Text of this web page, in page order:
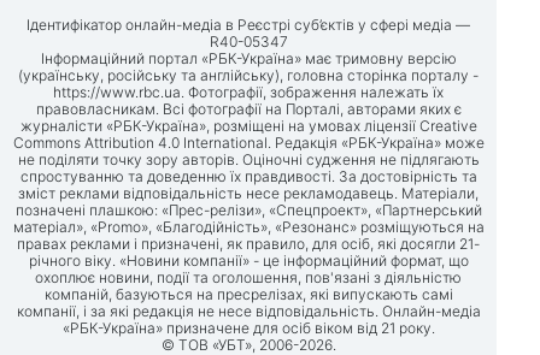
Ідентифікатор онлайн-медіа в Реєстрі суб’єктів у сфері медіа —
R40-05347
Інформаційний портал «РБК-Україна» має тримовну версію
(українську, російську та англійську), головна сторінка порталу -
https://www.rbc.ua . Фотографії, зображення належать їх
правовласникам. Всі фотографії на Порталі, авторами яких є
журналісти «РБК-Україна», розміщені на умовах ліцензії Creative
Commons Attribution 4.0 International. Редакція «РБК-Україна» може
не поділяти точку зору авторів. Оціночні судження не підлягають
спростуванню та доведенню їх правдивості. За достовірність та
зміст реклами відповідальність несе рекламодавець. Матеріали,
позначені плашкою: «Прес-релізи», «Спецпроект», «Партнерський
матеріал», «Promo», «Благодійність», «Резонанс» розміщуються на
правах реклами і призначені, як правило, для осіб, які досягли 21-
річного віку. «Новини компанії» - це інформаційний формат, що
охоплює новини, події та оголошення, пов'язані з діяльністю
компаній, базуються на пресрелізах, які випускають самі
компанії, і за які редакція не несе відповідальність. Онлайн-медіа
«РБК-Україна» призначене для осіб віком від 21 року.
© ТОВ «УБТ», 2006-2026.